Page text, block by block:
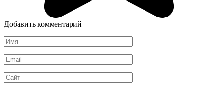
Добавить комментарий
Имя
*
Email
*
Сайт